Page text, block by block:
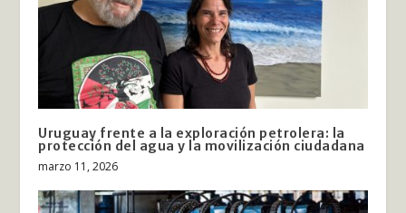
Uruguay frente a la exploración petrolera: la
protección del agua y la movilización ciudadana
marzo 11, 2026